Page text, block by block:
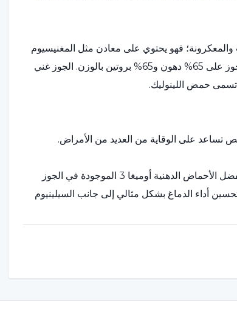
فهو يحتوي على معادن مثل المغنيسيوم
والحديد والصوديوم والبوتاسيوم والزنك وفيتامين ج وفيتامين ب. يحتوي الجوز على 65% دهون و65% بروتين بالوزن. الجوز غني
تساعد على الوقاية من العديد من الأمراض.
- تُعتبر الأحماض الدهنية أوميغا 3 من فوائد الجوز لتحسين صحة القلب، فبفضل الأحماض الدهنية أوميغا 3 الموجودة في الجوز
حماية صحة القلب، كما تساهم الأحماض الدهنية أوميغا 3 في تحسين أداء الدماغ بشكل مثالي إلى جانب السيلينيوم
على توفير وحماية صحة القلب.